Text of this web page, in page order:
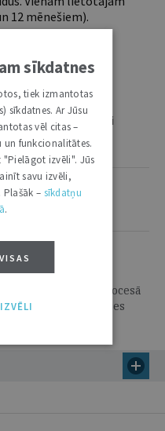
12 mēnešiem).
24 h/7 d.
autoru
grāmatžurnāli
citāti, mapes
kriminālprocesā
| Tiesību prakses
sīkdatnes
tiek izmantotas
sīkdatnes. Ar Jūsu
vēl citas –
funkcionalitātes.
izvēli". Jūs
savu izvēli,
Plašāk – sīkdatņu
.